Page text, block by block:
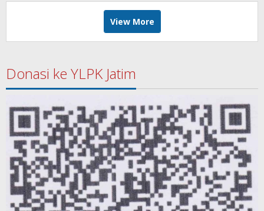
View More
Donasi ke YLPK Jatim